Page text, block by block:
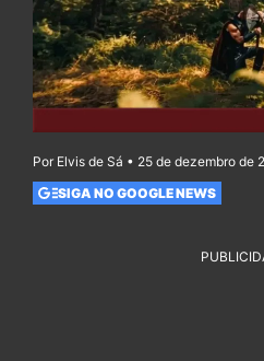
Por Elvis de Sá • 25 de dezembro de
SIGA NO GOOGLE NEWS